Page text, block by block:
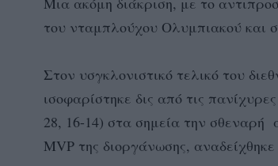
του νταμπλούχου Ολυμπιακού και
Στον υσγκλονιστικό τελικό του
ισοφαρίστηκε δις από τις
28, 16-14) στα σημεία την σθεναρή
MVP της διοργάνωσης,